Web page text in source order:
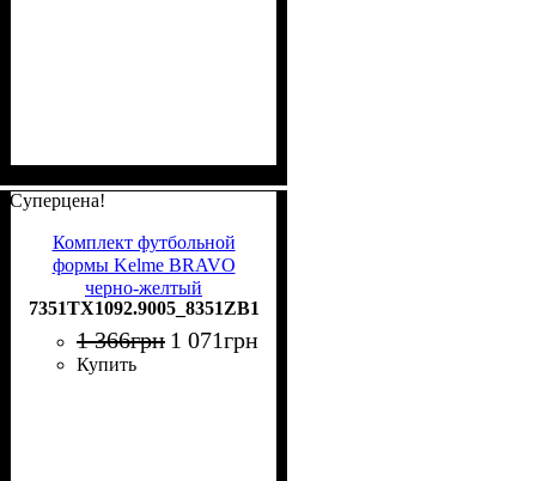
Суперцена!
Комплект футбольной
формы Kelme BRAVO
черно-желтый
7351TX1092.9005_8351ZB1143.9000
7351TX1092.9005_8351ZB1143.9000
1 366грн 1 071грн
Купить